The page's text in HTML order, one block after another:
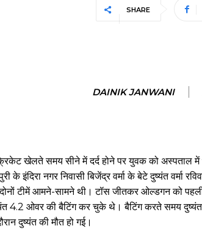
SHARE
DAINIK JANWANI
खेलते समय सीने में दर्द होने पर युवक को अस्पताल में
के इंदिरा नगर निवासी बिजेंद्र वर्मा के बेटे दुष्यंत वर्मा
टीमें आमने-सामने थी। टॉस जीतकर ओल्डगन को
4.2 ओवर की बैटिंग कर चुके थे। बैटिंग करते समय दुष्यंत
दुष्यंत की मौत हो गई।